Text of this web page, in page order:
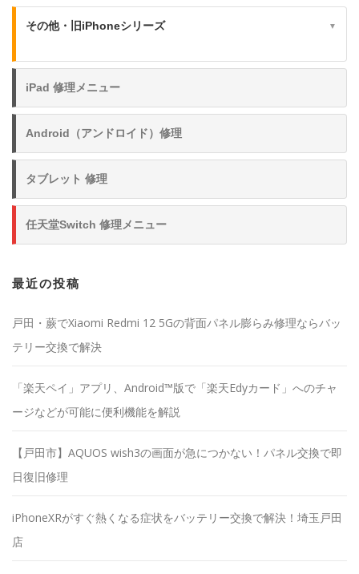
その他・旧iPhoneシリーズ ▼
iPad 修理メニュー
Android（アンドロイド）修理
タブレット 修理
任天堂Switch 修理メニュー
最近の投稿
戸田・蕨でXiaomi Redmi 12 5Gの背面パネル膨らみ修理ならバッ
テリー交換で解決
「楽天ペイ」アプリ、Android™版で「楽天Edyカード」へのチャ
ージなどが可能に便利機能を解説
【戸田市】AQUOS wish3の画面が急につかない！パネル交換で即
日復旧修理
iPhoneXRがすぐ熱くなる症状をバッテリー交換で解決！埼玉戸田
店